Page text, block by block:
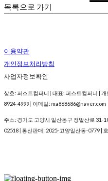
목록으로 가기
이용약관
개인정보처리방침
사업자정보확인
상호: 퍼스트컴퍼니 | 대표: 퍼스트컴퍼니 |
8924-4999 | 이메일: ma868686@naver.com
주소: 경기도 고양시 일산동구 정발산로 31-
02518 | 통신판매: 2025-고양일산동-0779 |